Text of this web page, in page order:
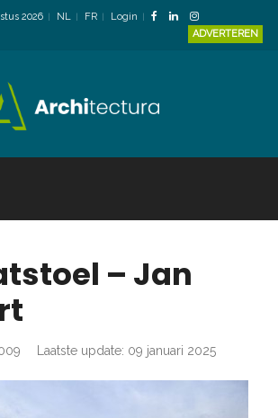
2026 NL FR
Login
ADVERTEREN
– Jan
Laatste update: 09 januari 2025